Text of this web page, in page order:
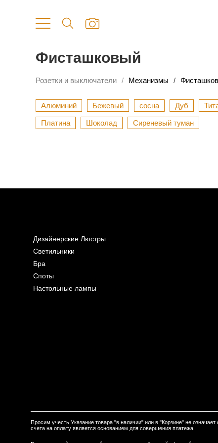
Фисташковый
Розетки и выключатели Механизмы
Алюминий Бежевый сосна Дуб
Платина Шоколад Сиреневый туман
Дизайнерские Люстры
Светильники
Бра
Споты
Настольные лампы
Просим учесть Указание товара "в наличии" или в "Корзине" не
счета на оплату является основанием для совершения платежа